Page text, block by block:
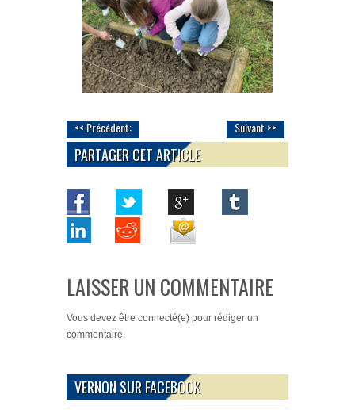
<< Précédent: Suivant >>
PARTAGER CET ARTICLE
LAISSER UN COMMENTAIRE
Vous devez être connecté(e) pour rédiger un
commentaire.
VERNON SUR FACEBOOK